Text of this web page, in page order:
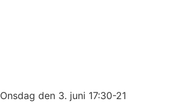
Onsdag den 3. juni 17:30-21